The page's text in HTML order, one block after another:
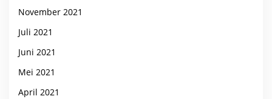
November 2021
Juli 2021
Juni 2021
Mei 2021
April 2021